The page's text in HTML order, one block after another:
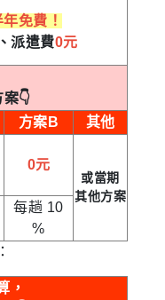
免費！
、派遣費0元
👇
方案B 其他
0元
或當期
其他方案
每趟 10
%
，